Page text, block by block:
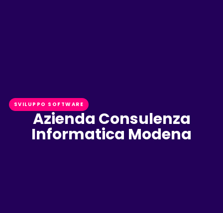
SVILUPPO SOFTWARE
Azienda Consulenza
Informatica Modena